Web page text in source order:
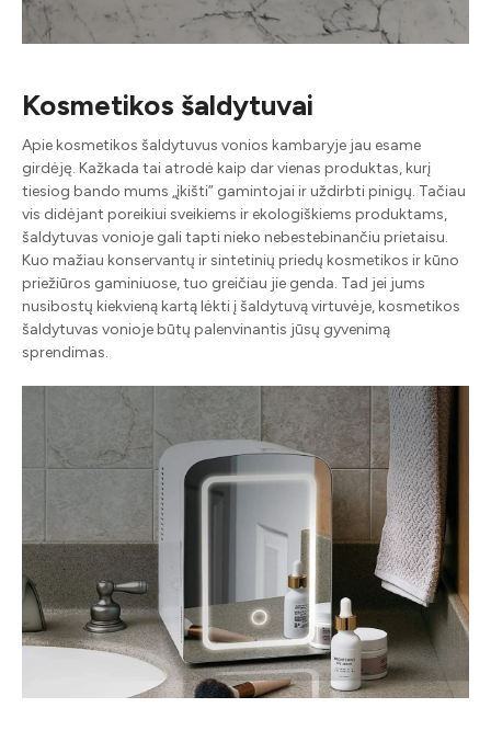
Kosmetikos šaldytuvai
Apie kosmetikos šaldytuvus vonios kambaryje jau esame
girdėję. Kažkada tai atrodė kaip dar vienas produktas, kurį
tiesiog bando mums „įkišti” gamintojai ir uždirbti pinigų. Tačiau
vis didėjant poreikiui sveikiems ir ekologiškiems produktams,
šaldytuvas vonioje gali tapti nieko nebestebinančiu prietaisu.
Kuo mažiau konservantų ir sintetinių priedų kosmetikos ir kūno
priežiūros gaminiuose, tuo greičiau jie genda. Tad jei jums
nusibostų kiekvieną kartą lėkti į šaldytuvą virtuvėje, kosmetikos
šaldytuvas vonioje būtų palenvinantis jūsų gyvenimą
sprendimas.